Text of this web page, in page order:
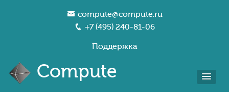
compute@compute.ru
+7 (495) 240-81-06
Поддержка
Compute